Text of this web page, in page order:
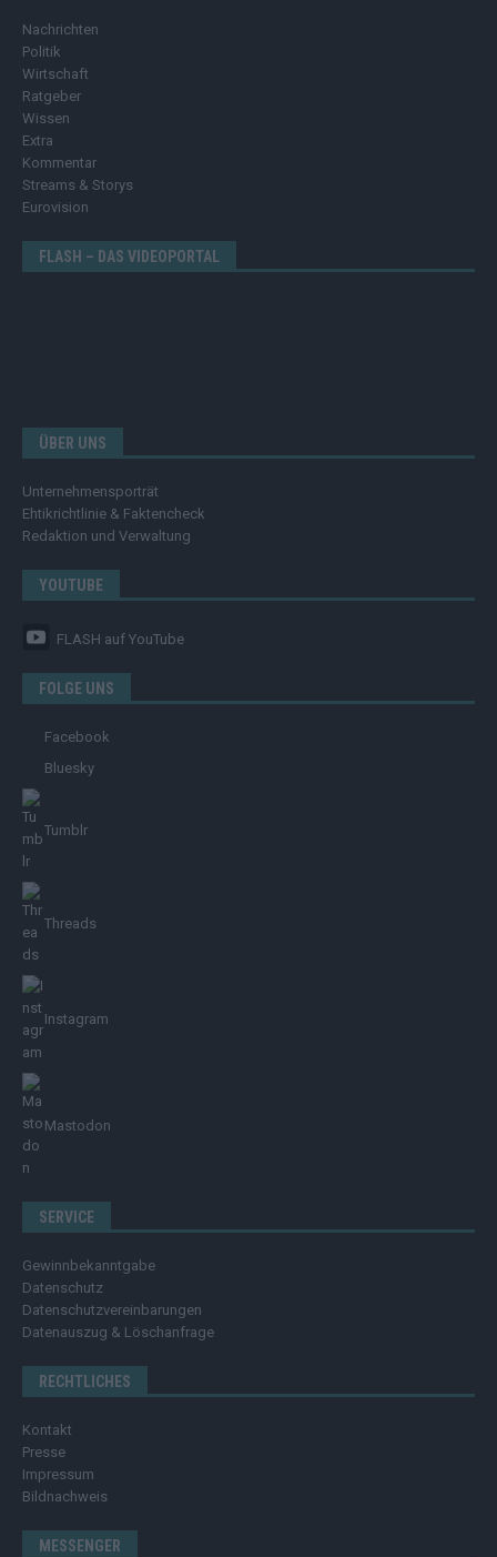
Nachrichten
Politik
Wirtschaft
Ratgeber
Wissen
Extra
Kommentar
Streams & Storys
Eurovision
FLASH – DAS VIDEOPORTAL
ÜBER UNS
Unternehmensporträt
Ehtikrichtlinie & Faktencheck
Redaktion und Verwaltung
YOUTUBE
FLASH auf YouTube
FOLGE UNS
Facebook
Bluesky
Tumblr
Threads
Instagram
Mastodon
SERVICE
Gewinnbekanntgabe
Datenschutz
Datenschutzvereinbarungen
Datenauszug & Löschanfrage
RECHTLICHES
Kontakt
Presse
Impressum
Bildnachweis
MESSENGER